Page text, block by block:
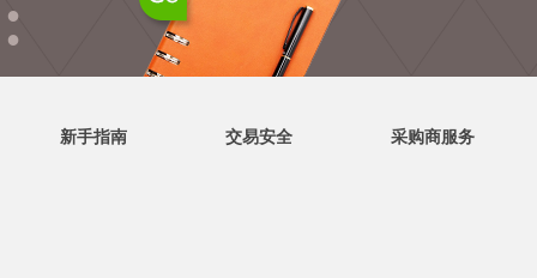
●
●
新手指南 交易安全 采购商服务